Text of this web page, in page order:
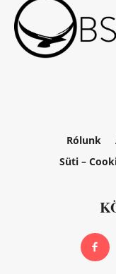
Rólunk
Süti –